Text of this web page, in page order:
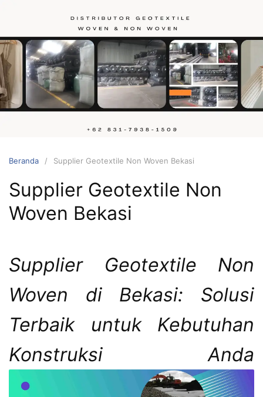
konten
Hubungi
kami
Beranda Supplier Geotextile Non Woven Bekasi
Supplier Geotextile Non
Woven Bekasi
Supplier Geotextile Non
Woven di Bekasi: Solusi
Terbaik untuk Kebutuhan
Konstruksi Anda